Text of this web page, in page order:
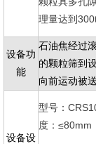
理量达到
设备功
能
石油焦经过
的颗粒筛到
向前运动被
设备设
型号：
度：≤80mm